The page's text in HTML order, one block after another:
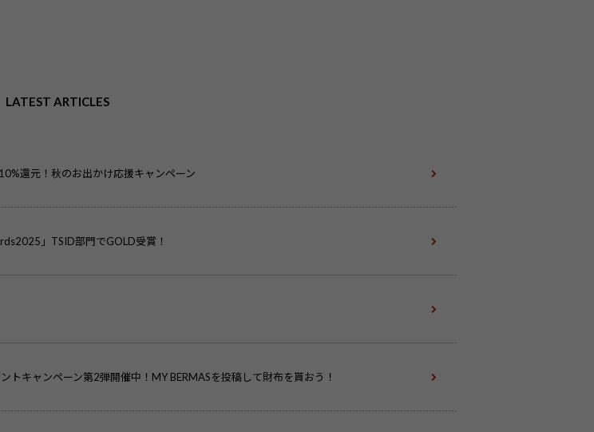
LATEST ARTICLES
還元！秋のお出かけ応援キャンペーン
」TSID部門でGOLD受賞！
トキャンペーン第2弾開催中！MY BERMASを投稿して財布を貰おう！